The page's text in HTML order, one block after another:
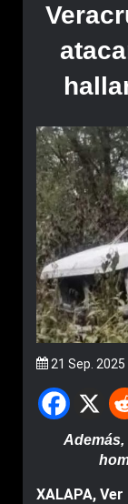
21 Sep. 2025
XALAPA,